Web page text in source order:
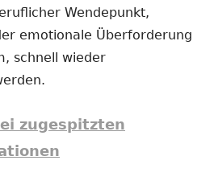
Wendepunkt,
emotionale Überforderung
schnell wieder
zugespitzten